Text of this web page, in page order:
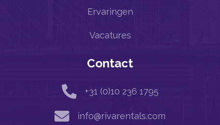
Ervaringen
Vacatures
Contact
 +31 (0)10 236 1795
 info@rivarentals.com